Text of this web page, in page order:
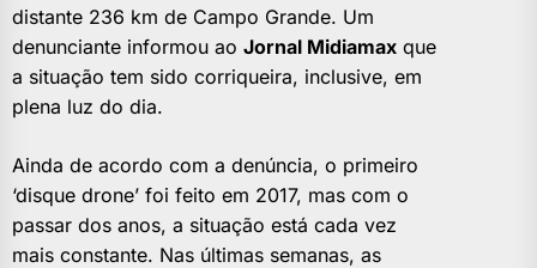
distante 236 km de Campo Grande. Um
denunciante informou ao Jornal Midiamax que
a situação tem sido corriqueira, inclusive, em
plena luz do dia.
Ainda de acordo com a denúncia, o primeiro
‘disque drone’ foi feito em 2017, mas com o
passar dos anos, a situação está cada vez
mais constante. Nas últimas semanas, as